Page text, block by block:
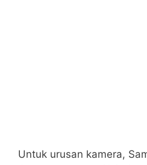
Untuk urusan kamera,